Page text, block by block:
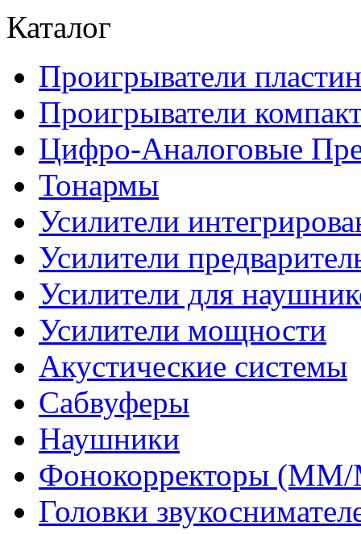
Каталог
Проигрыватели
Проигрыватели
Цифро-Аналоговые
Тонармы
Усилители
Усилители
Усилители для
Усилители мощности
Акустические системы
Сабвуферы
Наушники
Фонокорректоры
Головки